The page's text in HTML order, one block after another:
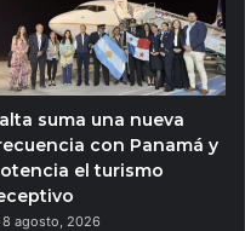
suma una nueva
con Panamá y
el turismo
8 agosto, 2026